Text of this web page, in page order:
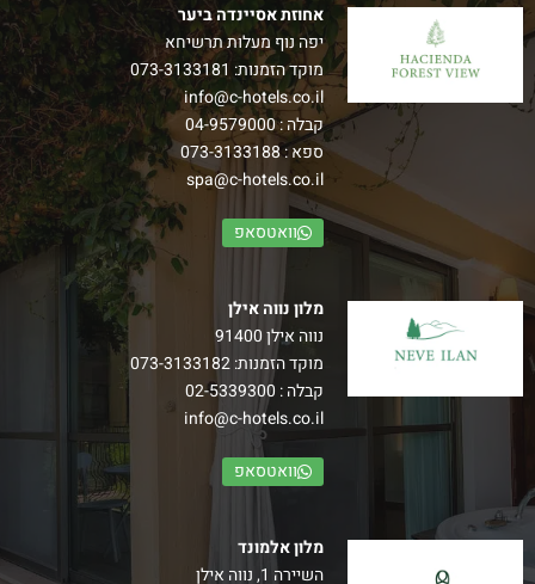
אחוזת אסיינדה ביער
יפה נוף מעלות תרשיחא
מוקד הזמנות: 073-3133181
info@c-hotels.co.il
קבלה :04-9579000
ספא :073-3133188
spa@c-hotels.co.il
וואטסאפ
מלון נווה אילן
נווה אילן 91400
מוקד הזמנות:073-3133182
קבלה : 02-5339300
info@c-hotels.co.il
וואטסאפ
מלון אלמונד
השיירה 1, נווה אילן